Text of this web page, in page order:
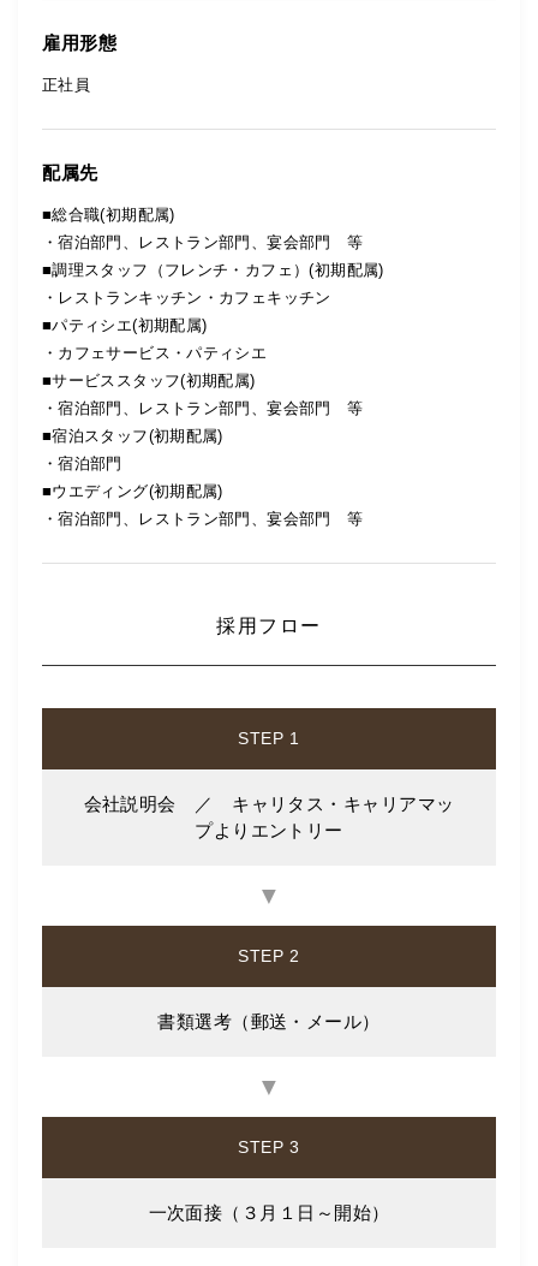
雇用形態
正社員
配属先
■総合職(初期配属)
・宿泊部門、レストラン部門、宴会部門 等
■調理スタッフ（フレンチ・カフェ）(初期配属)
・レストランキッチン・カフェキッチン
■パティシエ(初期配属)
・カフェサービス・パティシエ
■サービススタッフ(初期配属)
・宿泊部門、レストラン部門、宴会部門 等
■宿泊スタッフ(初期配属)
・宿泊部門
■ウエディング(初期配属)
・宿泊部門、レストラン部門、宴会部門 等
採用フロー
STEP 1
会社説明会 ／ キャリタス・キャリアマッ
プよりエントリー
▼
STEP 2
書類選考（郵送・メール）
▼
STEP 3
一次面接（３月１日～開始）